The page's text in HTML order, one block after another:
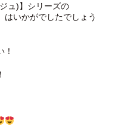
ュ)】シリーズの
はいかがでしたでしょう